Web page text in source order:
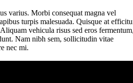
varius. Morbi consequat magna vel
turpis malesuada. Quisque at
vehicula risus sed eros
Nam nibh sem, sollicitudin vitae
nec mi.